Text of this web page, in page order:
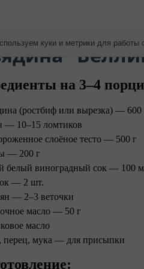
на 3–4
(ростбиф или вырезка) — 600
— 10–15 ломтиков
слоёное тесто — 500 г
— 200 г
белый виноградный сок — 100
— 2 шт.
— 2–3 веточки
масло — 50 г
масло
перец, мука — для присыпки
куки и метрики для работы